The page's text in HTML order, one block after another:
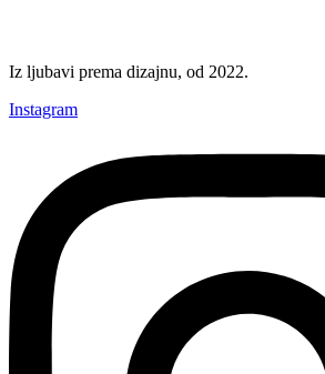
Iz ljubavi prema dizajnu, od 2022.
Instagram